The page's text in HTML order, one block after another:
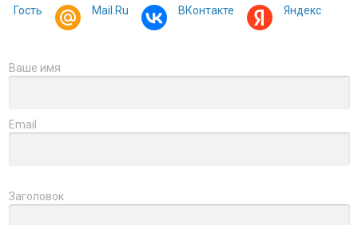
Гость Mail.Ru ВКонтакте Яндекс
Ваше имя
Email
Заголовок